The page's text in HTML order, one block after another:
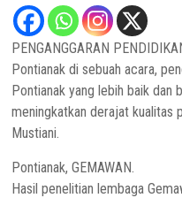
PENGANGGARAN
Pontianak di sebuah acara,
Pontianak yang lebih baik dan
meningkatkan derajat kualitas
Mustiani.
Pontianak, GEMAWAN.
Hasil penelitian lembaga